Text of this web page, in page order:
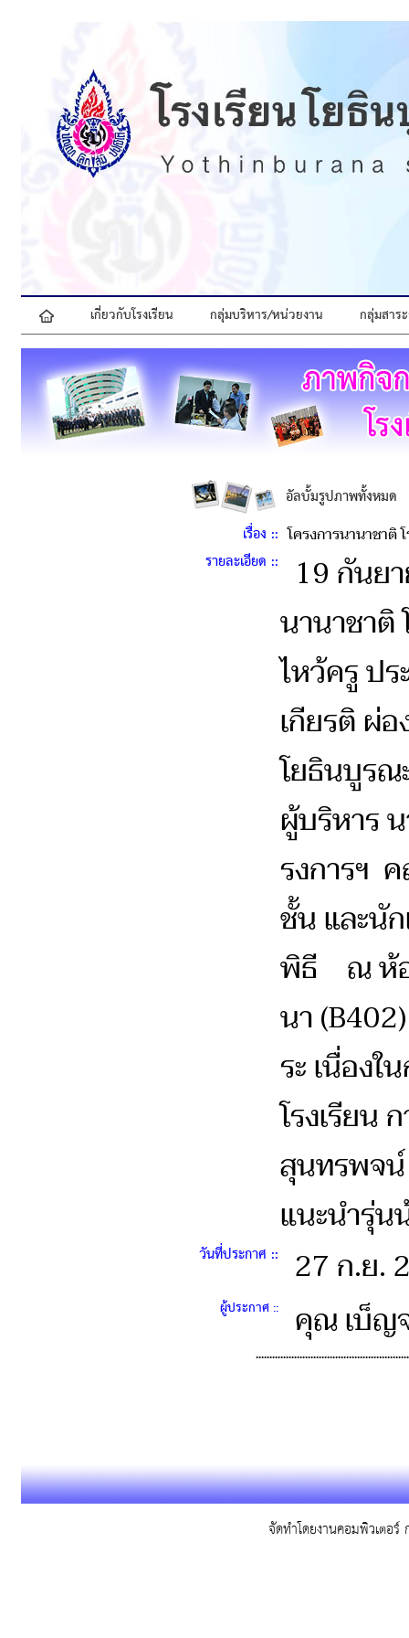
 เกี่ยวกับโรงเรียน กลุ่มบริหาร/หน่วยงาน กลุ่มสาร
อัลบั้มรูปภาพทั้งหมด
เรื่อง :: โครงการนานาชาติ
รายละเอียด ::
19 กันย
นานาชาติ
ไหว้ครู ป
เกียรติ ผ่
โยธินบูรณ
ผู้บริหาร
รงการฯ
ชั้น และนั
พิธี ณ ห้อ
นา
ระ เนื่อง
โรงเรียน
สุนทรพจน์
แนะนำรุ่น
วันที่ประกาศ :: 27 ก.ย
ผู้ประกาศ :: คุณ เบ็ญ
จัดทำโดยงานคอมพิวเตอร์